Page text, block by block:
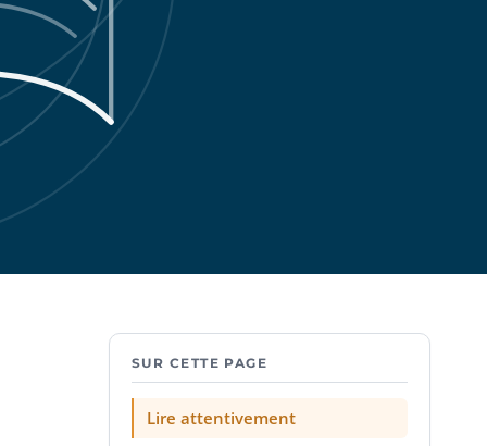
SUR CETTE PAGE
Lire attentivement